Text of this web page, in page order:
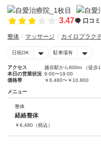
3.47 口コミ
整体 マッサージ カイロプラク
日祝OK 駐車場有
アクセス
越谷駅から800m （徒歩
本日の営業状況 9:00〜19:00
価格帯
￥6,480〜￥10,800
メニュー
整体
経絡整体
￥6,480 （税込）